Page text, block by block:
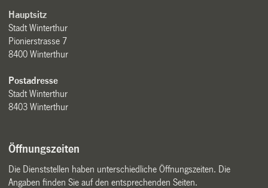
Hauptsitz
Stadt Winterthur
Pionierstrasse 7
8400 Winterthur
Postadresse
Stadt Winterthur
8403 Winterthur
Öffnungszeiten
Die Dienststellen haben unterschiedliche Öffnungszeiten. Die
Angaben finden Sie auf den entsprechenden Seiten.